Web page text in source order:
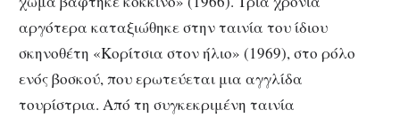
αργότερα καταξιώθηκε στην ταινία του ίδιου
σκηνοθέτη «Κορίτσια στον ήλιο» (1969), στο ρόλο
ενός βοσκού, που ερωτεύεται μια αγγλίδα
τουρίστρια. Από τη συγκεκριμένη ταινία